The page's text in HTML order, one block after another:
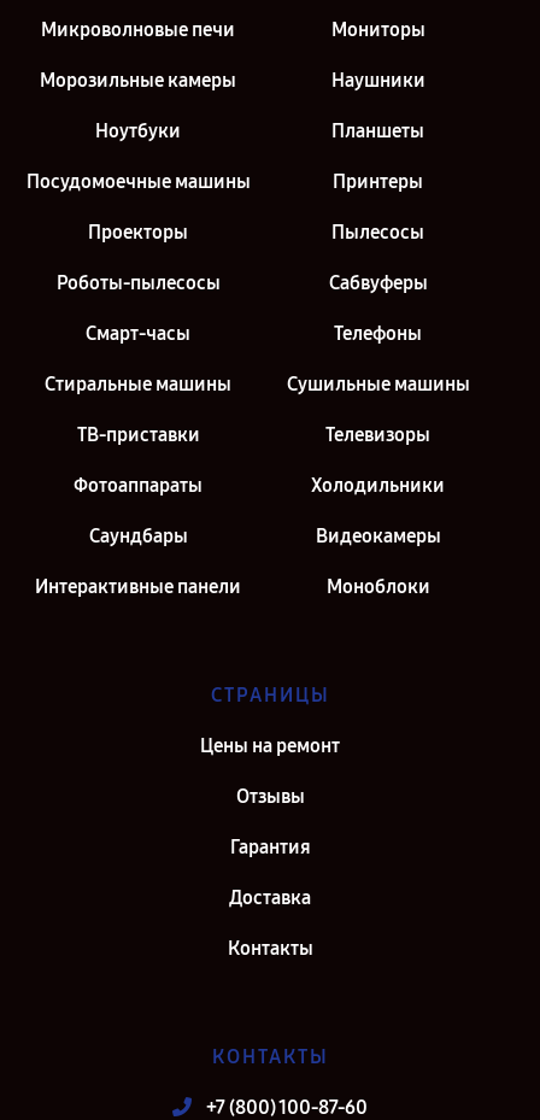
Микроволновые печи Мониторы
Морозильные камеры Наушники
Ноутбуки Планшеты
Посудомоечные машины Принтеры
Проекторы Пылесосы
Роботы-пылесосы Сабвуферы
Смарт-часы Телефоны
Стиральные машины Сушильные машины
ТВ-приставки Телевизоры
Фотоаппараты Холодильники
Саундбары Видеокамеры
Интерактивные панели Моноблоки
СТРАНИЦЫ
Цены на ремонт
Отзывы
Гарантия
Доставка
Контакты
КОНТАКТЫ
+7 (800) 100-87-60